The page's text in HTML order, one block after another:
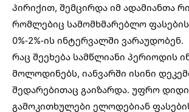
პირიქით, შემცირდა იმ ადამიანთა
რომლებიც სამომხმარებლო
0%-2%-ის ინტერვალში ვარაუდობენ.
რაც შეეხება სამწლიანი პერიოდის
მოლოდინებს, იანვარში ისინი
შედარებითაც გაიზარდა. უფრო
გამოკითხულები ელოდებიან